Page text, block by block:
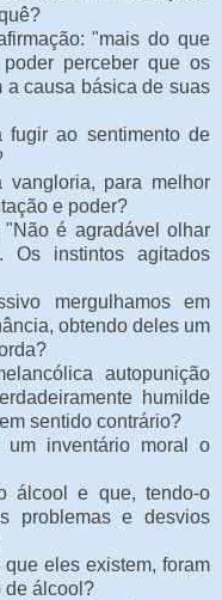
"mais do que
perceber que os
a causa básica de suas
fugir ao sentimento de
vangloria, para melhor
e poder?
é agradável olhar
Os instintos agitados
mergulhamos em
obtendo deles um
autopunição
humilde
sentido contrário?
inventário moral o
álcool e que, tendo-o
problemas e desvios
eles existem, foram
de álcool?